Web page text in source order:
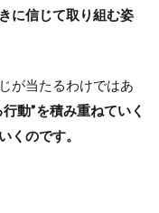
に信じて取り組む姿
が当たるわけではあ
動”を積み重ねていく
くのです。